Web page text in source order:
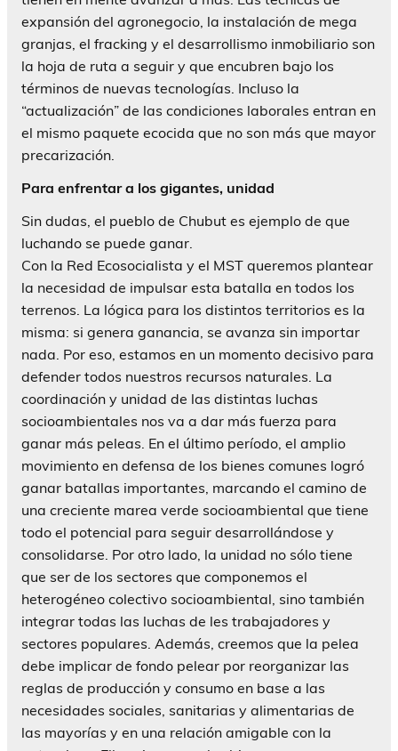
expansión del agronegocio, la instalación de mega
granjas, el fracking y el desarrollismo inmobiliario son
la hoja de ruta a seguir y que encubren bajo los
términos de nuevas tecnologías. Incluso la
“actualización” de las condiciones laborales entran en
el mismo paquete ecocida que no son más que mayor
precarización.
Para enfrentar a los gigantes, unidad
Sin dudas, el pueblo de Chubut es ejemplo de que
luchando se puede ganar.
Con la Red Ecosocialista y el MST queremos plantear
la necesidad de impulsar esta batalla en todos los
terrenos. La lógica para los distintos territorios es la
misma: si genera ganancia, se avanza sin importar
nada. Por eso, estamos en un momento decisivo para
defender todos nuestros recursos naturales. La
coordinación y unidad de las distintas luchas
socioambientales nos va a dar más fuerza para
ganar más peleas. En el último período, el amplio
movimiento en defensa de los bienes comunes logró
ganar batallas importantes, marcando el camino de
una creciente marea verde socioambiental que tiene
todo el potencial para seguir desarrollándose y
consolidarse. Por otro lado, la unidad no sólo tiene
que ser de los sectores que componemos el
heterogéneo colectivo socioambiental, sino también
integrar todas las luchas de les trabajadores y
sectores populares. Además, creemos que la pelea
debe implicar de fondo pelear por reorganizar las
reglas de producción y consumo en base a las
necesidades sociales, sanitarias y alimentarias de
las mayorías y en una relación amigable con la